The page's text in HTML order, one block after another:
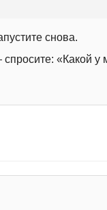
снова.
«Какой